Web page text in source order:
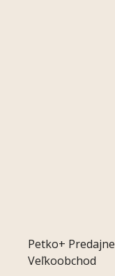
Petko+ Predajne
Veľkoobchod